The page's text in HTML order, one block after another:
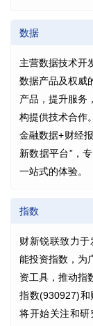
数据
主营数据技术开
数据产品及权威
产品，提升服务
构提供技术合作
金融数据+财经
新数据平台”，
一站式的体验。
指数
财新锐联致力
能投资指数，为
资工具，推动指
指数(930927)
将开始关注和研